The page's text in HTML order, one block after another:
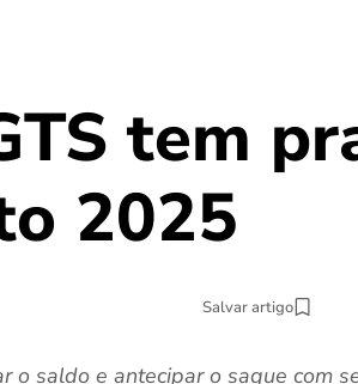
tem
2025
Salvar artigo
o saldo e antecipar o saque com